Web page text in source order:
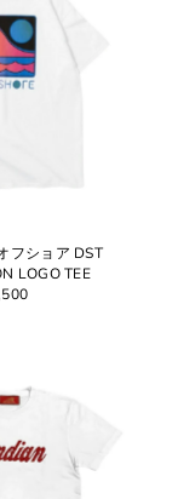
フショア DST
LOGO TEE